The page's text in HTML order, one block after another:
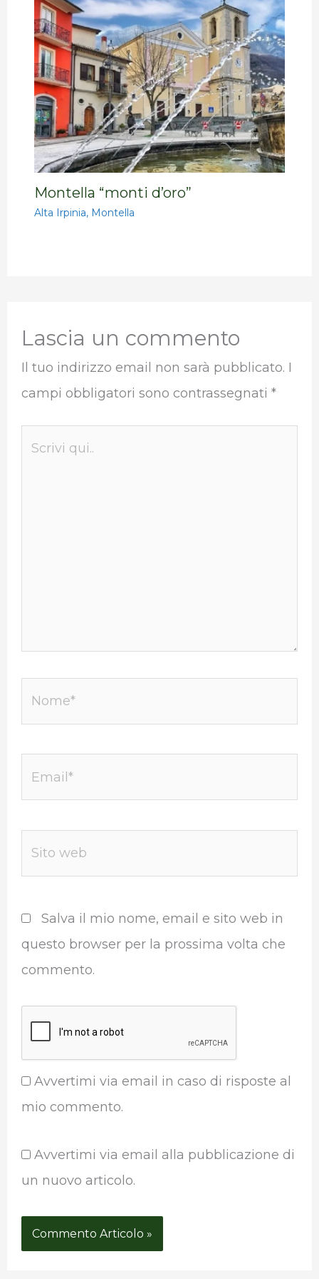
Montella “monti d’oro”
Alta Irpinia, Montella
Lascia un commento
Il tuo indirizzo email non sarà pubblicato. I
campi obbligatori sono contrassegnati *
Salva il mio nome, email e sito web in
questo browser per la prossima volta che
commento.
Avvertimi via email in caso di risposte al
mio commento.
Avvertimi via email alla pubblicazione di
un nuovo articolo.